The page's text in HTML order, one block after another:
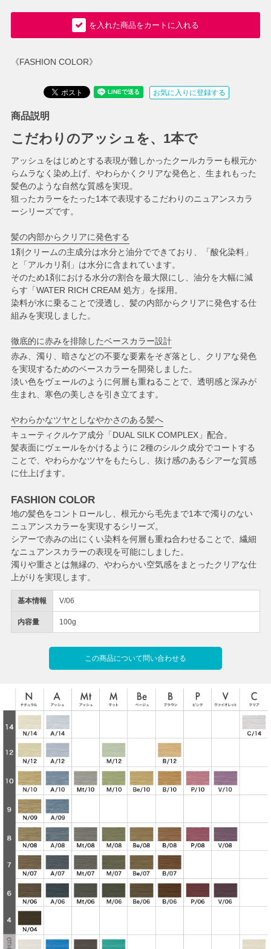
《FASHION COLOR》
基本情報 V/06
内容量 100g
を入れた商品をカートに入れる
お気に入りに登録する
この商品について問い合わせる
商品説明
こだわりのアッシュを、1本で
アッシュをはじめとする表現が難しかったクールカラーも根元か
らムラなく染め上げ、やわらかくクリアな発色と、生まれもった
髪色のような自然な質感を実現。
狙ったカラーをたった1本で表現するこだわりのニュアンスカラ
ーシリーズです。
髪の内部からクリアに発色する
1剤クリームの主成分は水分と油分でできており、「酸化染料」
と「アルカリ剤」は水分に含まれています。
そのため1剤における水分の割合を最大限にし、油分を大幅に減
らす「WATER RICH CREAM 処方」を採用。
染料が水に乗ることで浸透し、髪の内部からクリアに発色する仕
組みを実現しました。
徹底的に赤みを排除したベースカラー設計
赤み、濁り、暗さなどの不要な要素をそぎ落とし、クリアな発色
を実現するためのベースカラーを開発しました。
淡い色をヴェールのように何層も重ねることで、透明感と深みが
生まれ、寒色の美しさを引き立てます。
やわらかなツヤとしなやかさのある髪へ
キューティクルケア成分「DUAL SILK COMPLEX」配合。
髪表面にヴェールをかけるように 2種のシルク成分でコートする
ことで、やわらかなツヤをもたらし、抜け感のあるシアーな質感
に仕上げます。
FASHION COLOR
地の髪色をコントロールし、根元から毛先まで1本で濁りのない
ニュアンスカラーを実現するシリーズ。
シアーで赤みの出にくい染料を何層も重ね合わせることで、繊細
なニュアンスカラーの表現を可能にしました。
濁りや重さとは無縁の、やわらかい空気感をまとったクリアな仕
上がりを実現します。